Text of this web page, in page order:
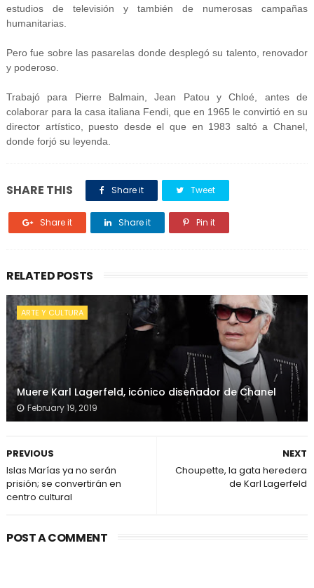
estudios de televisión y también de numerosas campañas
humanitarias.
Pero fue sobre las pasarelas donde desplegó su talento, renovador
y poderoso.
Trabajó para Pierre Balmain, Jean Patou y Chloé, antes de
colaborar para la casa italiana Fendi, que en 1965 le convirtió en su
director artístico, puesto desde el que en 1983 saltó a Chanel,
donde forjó su leyenda.
SHARE THIS Share it Tweet
Share it Share it Pin it
RELATED POSTS
ARTE Y CULTURA
Muere Karl Lagerfeld, icónico diseñador de Chanel
February 19, 2019
NEXT
Choupette, la gata heredera
de Karl Lagerfeld
PREVIOUS
Islas Marías ya no serán
prisión; se convertirán en
centro cultural
POST A COMMENT